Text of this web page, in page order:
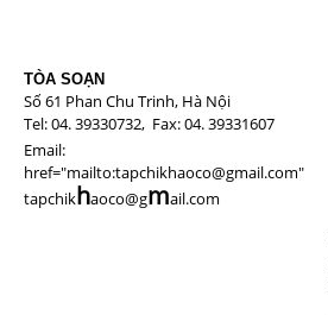
TÒA SOẠN
Số 61 Phan Chu Trinh, Hà Nội
Tel: 04. 39330732, Fax: 04. 39331607
Email:
href="mailto:tapchikhaoco@gmail.com"
tapchikhaoco@gmail.com